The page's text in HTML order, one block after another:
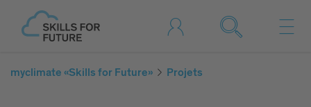
myclimate «Skills for Future» Projets